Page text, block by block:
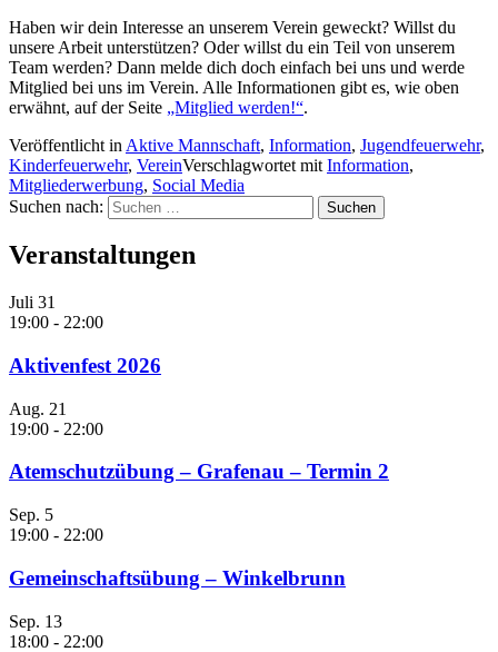
Haben wir dein Interesse an unserem Verein geweckt? Willst du
unsere Arbeit unterstützen? Oder willst du ein Teil von unserem
Team werden? Dann melde dich doch einfach bei uns und werde
Mitglied bei uns im Verein. Alle Informationen gibt es, wie oben
erwähnt, auf der Seite „Mitglied werden!“.
Veröffentlicht in Aktive Mannschaft, Information, Jugendfeuerwehr,
Kinderfeuerwehr, VereinVerschlagwortet mit Information,
Mitgliederwerbung, Social Media
Suchen nach:
Veranstaltungen
Juli 31
19:00 - 22:00
Aktivenfest 2026
Aug. 21
19:00 - 22:00
Atemschutzübung – Grafenau – Termin 2
Sep. 5
19:00 - 22:00
Gemeinschaftsübung – Winkelbrunn
Sep. 13
18:00 - 22:00